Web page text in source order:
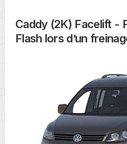
Caddy (2K) Facelift -
Flash lors d’un